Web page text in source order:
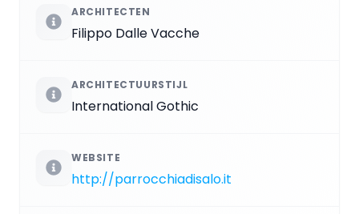
ARCHITECTEN
Filippo Dalle Vacche
ARCHITECTUURSTIJL
International Gothic
WEBSITE
http://parrocchiadisalo.it